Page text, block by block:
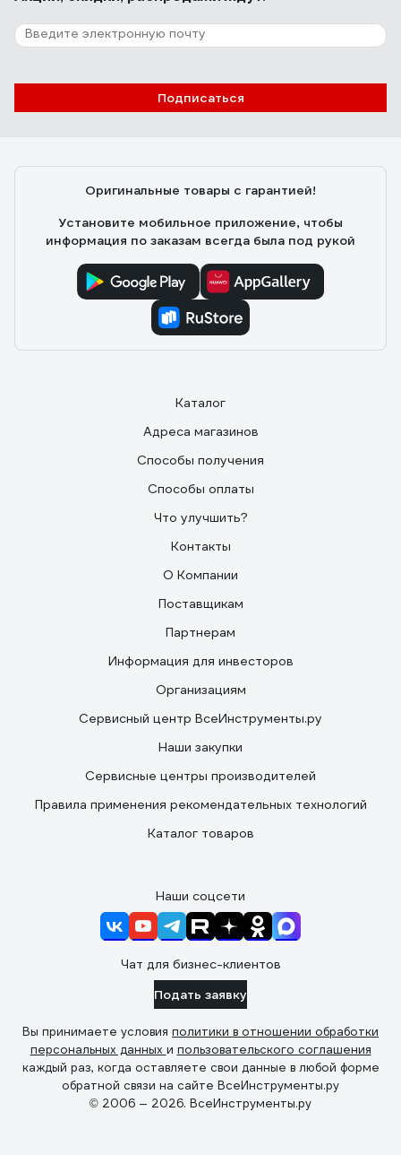
Подписаться
Оригинальные товары с гарантией!
Установите мобильное приложение, чтобы
информация по заказам всегда была под рукой
Каталог
Адреса магазинов
Способы получения
Способы оплаты
Что улучшить?
Контакты
О Компании
Поставщикам
Партнерам
Информация для инвесторов
Организациям
Сервисный центр ВсеИнструменты.ру
Наши закупки
Сервисные центры производителей
Правила применения рекомендательных технологий
Каталог товаров
Наши соцсети
Чат для бизнес-клиентов
Подать заявку
Вы принимаете условия политики в отношении обработки
персональных данных и пользовательского соглашения
каждый раз, когда оставляете свои данные в любой форме
обратной связи на сайте ВсеИнструменты.ру
© 2006 — 2026. ВсеИнструменты.ру